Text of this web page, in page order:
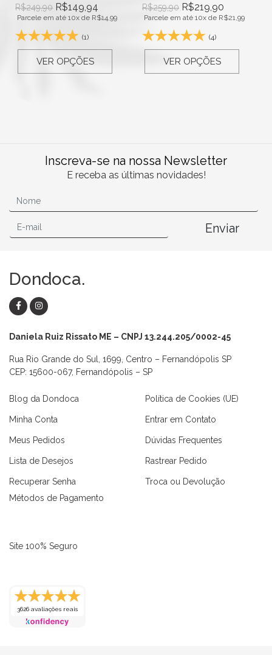
Macaquinhos
R$249,90 R$149,94
Parcele em até 10x de R$14,99
(1)
VER OPÇÕES
R$259,90 R$219,90
Parcele em até 10x de R$21,99
(4)
VER OPÇÕES
Inscreva-se na nossa Newsletter
E receba as últimas novidades!
Enviar
Dondoca.
Daniela Ruiz Rissato ME – CNPJ 13.244.205/0002-45
Rua Rio Grande do Sul, 1699, Centro – Fernandópolis SP
CEP: 15600-067, Fernandópolis – SP
Blog da Dondoca
Minha Conta
Meus Pedidos
Lista de Desejos
Recuperar Senha
Política de Cookies (UE)
Entrar em Contato
Dúvidas Frequentes
Rastrear Pedido
Troca ou Devolução
Métodos de Pagamento
Site 100% Seguro
3626 avaliações reais